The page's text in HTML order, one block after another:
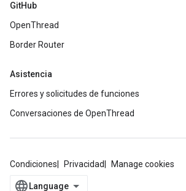
GitHub
OpenThread
Border Router
Asistencia
Errores y solicitudes de funciones
Conversaciones de OpenThread
Condiciones Privacidad Manage cookies